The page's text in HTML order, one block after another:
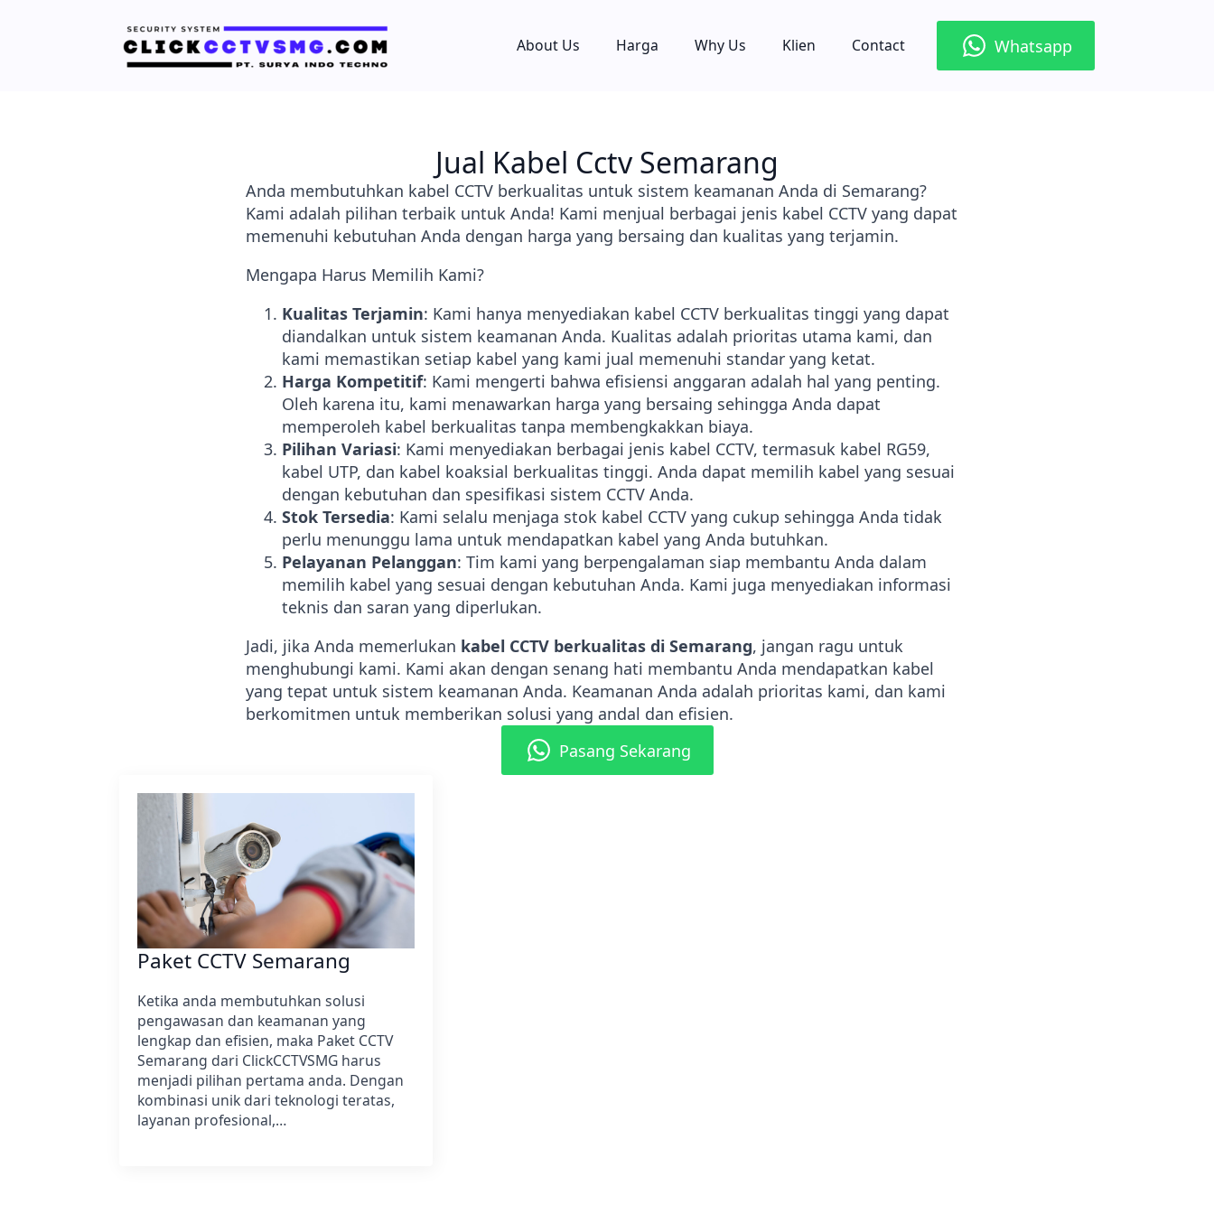
About Us Harga Why Us Klien Contact Whatsapp
Jual Kabel Cctv Semarang
Anda membutuhkan kabel CCTV berkualitas untuk sistem keamanan Anda di Semarang?
Kami adalah pilihan terbaik untuk Anda! Kami menjual berbagai jenis kabel CCTV yang dapat
memenuhi kebutuhan Anda dengan harga yang bersaing dan kualitas yang terjamin.
Mengapa Harus Memilih Kami?
Kualitas Terjamin: Kami hanya menyediakan kabel CCTV berkualitas tinggi yang dapat
diandalkan untuk sistem keamanan Anda. Kualitas adalah prioritas utama kami, dan
kami memastikan setiap kabel yang kami jual memenuhi standar yang ketat.
Harga Kompetitif: Kami mengerti bahwa efisiensi anggaran adalah hal yang penting.
Oleh karena itu, kami menawarkan harga yang bersaing sehingga Anda dapat
memperoleh kabel berkualitas tanpa membengkakkan biaya.
Pilihan Variasi: Kami menyediakan berbagai jenis kabel CCTV, termasuk kabel RG59,
kabel UTP, dan kabel koaksial berkualitas tinggi. Anda dapat memilih kabel yang sesuai
dengan kebutuhan dan spesifikasi sistem CCTV Anda.
Stok Tersedia: Kami selalu menjaga stok kabel CCTV yang cukup sehingga Anda tidak
perlu menunggu lama untuk mendapatkan kabel yang Anda butuhkan.
Pelayanan Pelanggan: Tim kami yang berpengalaman siap membantu Anda dalam
memilih kabel yang sesuai dengan kebutuhan Anda. Kami juga menyediakan informasi
teknis dan saran yang diperlukan.
Jadi, jika Anda memerlukan kabel CCTV berkualitas di Semarang, jangan ragu untuk
menghubungi kami. Kami akan dengan senang hati membantu Anda mendapatkan kabel
yang tepat untuk sistem keamanan Anda. Keamanan Anda adalah prioritas kami, dan kami
berkomitmen untuk memberikan solusi yang andal dan efisien.
Pasang Sekarang
Paket CCTV Semarang
Ketika anda membutuhkan solusi
pengawasan dan keamanan yang
lengkap dan efisien, maka Paket CCTV
Semarang dari ClickCCTVSMG harus
menjadi pilihan pertama anda. Dengan
kombinasi unik dari teknologi teratas,
layanan profesional,…